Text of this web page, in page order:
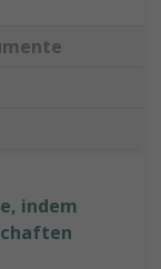
indem